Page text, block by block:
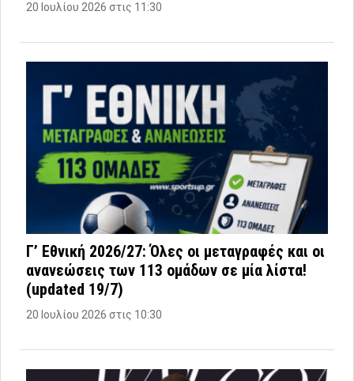
20 Ιουλίου 2026 στις 11:30
Γ’ Εθνική 2026/27: Όλες οι μεταγραφές και οι
ανανεώσεις των 113 ομάδων σε μία λίστα!
(updated 19/7)
20 Ιουλίου 2026 στις 10:30